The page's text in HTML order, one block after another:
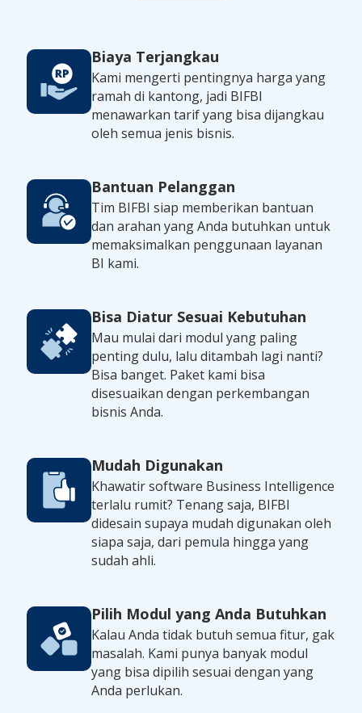
Biaya Terjangkau
Kami mengerti pentingnya harga yang
ramah di kantong, jadi BIFBI
menawarkan tarif yang bisa dijangkau
oleh semua jenis bisnis.
Bantuan Pelanggan
Tim BIFBI siap memberikan bantuan
dan arahan yang Anda butuhkan untuk
memaksimalkan penggunaan layanan
BI kami.
Bisa Diatur Sesuai Kebutuhan
Mau mulai dari modul yang paling
penting dulu, lalu ditambah lagi nanti?
Bisa banget. Paket kami bisa
disesuaikan dengan perkembangan
bisnis Anda.
Mudah Digunakan
Khawatir software Business Intelligence
terlalu rumit? Tenang saja, BIFBI
didesain supaya mudah digunakan oleh
siapa saja, dari pemula hingga yang
sudah ahli.
Pilih Modul yang Anda Butuhkan
Kalau Anda tidak butuh semua fitur, gak
masalah. Kami punya banyak modul
yang bisa dipilih sesuai dengan yang
Anda perlukan.